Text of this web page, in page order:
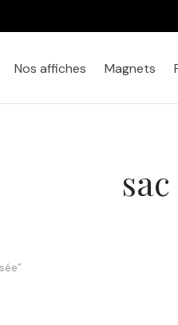
Nos affiches Magnets